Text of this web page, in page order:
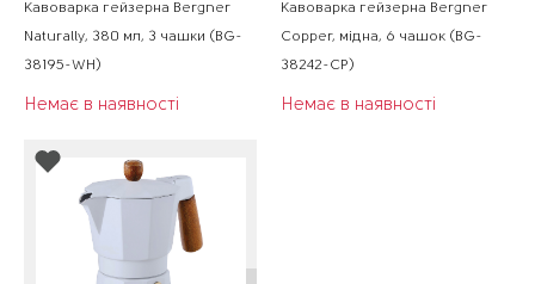
Кавоварка гейзерна Bergner
Naturally, 380 мл, 3 чашки (BG-
38195-WH)
Немає в наявності
Кавоварка гейзерна Bergner
Copper, мідна, 6 чашок (BG-
38242-CP)
Немає в наявності